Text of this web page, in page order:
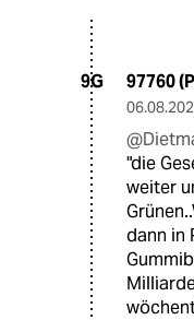
9G 97760
"die
weiter
dann in